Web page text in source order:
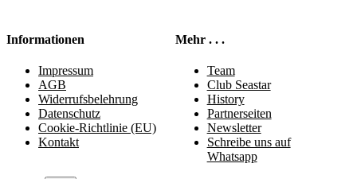
Informationen
Impressum
AGB
Widerrufsbelehrung
Datenschutz
Cookie-Richtlinie (EU)
Kontakt
Mehr . . .
Team
Club Seastar
History
Partnerseiten
Newsletter
Schreibe uns auf
Whatsapp